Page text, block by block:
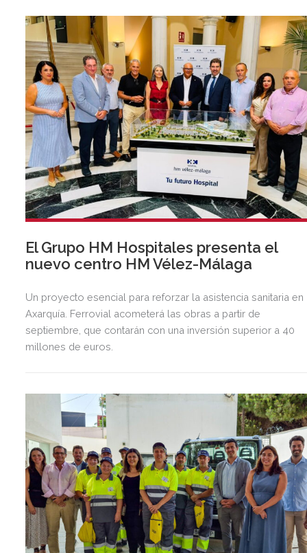
El Grupo HM Hospitales presenta el
nuevo centro HM Vélez-Málaga
Un proyecto esencial para reforzar la asistencia sanitaria en
Axarquía. Ferrovial acometerá las obras a partir de
septiembre, que contarán con una inversión superior a 40
millones de euros.